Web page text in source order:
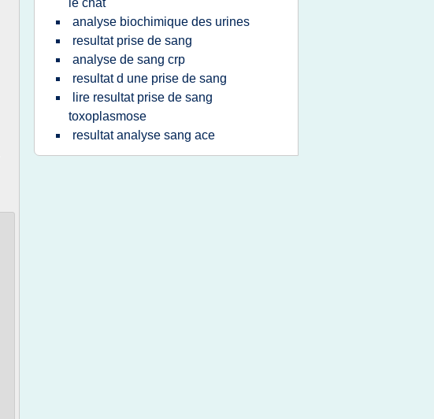
le chat
analyse biochimique des urines
resultat prise de sang
analyse de sang crp
resultat d une prise de sang
lire resultat prise de sang
toxoplasmose
resultat analyse sang ace